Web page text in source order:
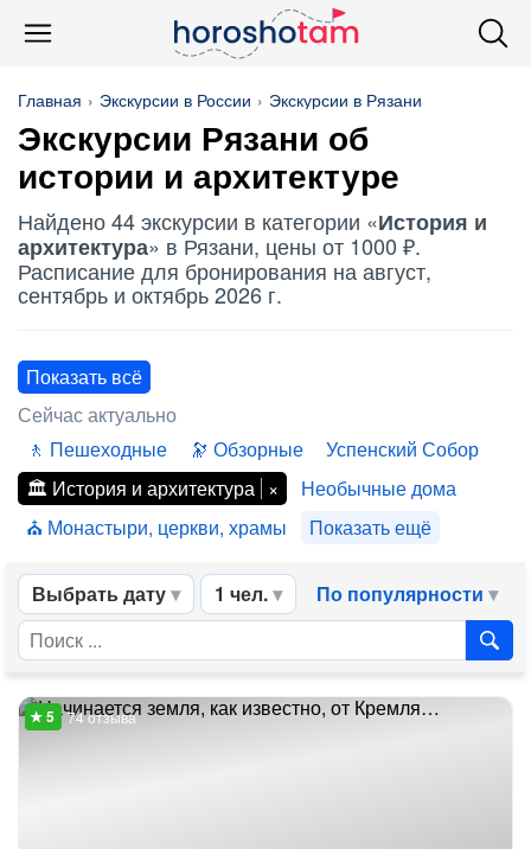
Главная Экскурсии в России Экскурсии в Рязани
Экскурсии Рязани об
истории и архитектуре
Найдено 44 экскурсии в категории «История и
архитектура» в Рязани, цены от 1000 ₽.
Расписание для бронирования на август,
сентябрь и октябрь 2026 г.
Показать всё
Сейчас актуально
Пешеходные
Обзорные
Успенский Собор
История и архитектура
Необычные дома
Монастыри, церкви, храмы
Показать ещё
Выбрать дату 1 чел. По популярности
74 отзыва